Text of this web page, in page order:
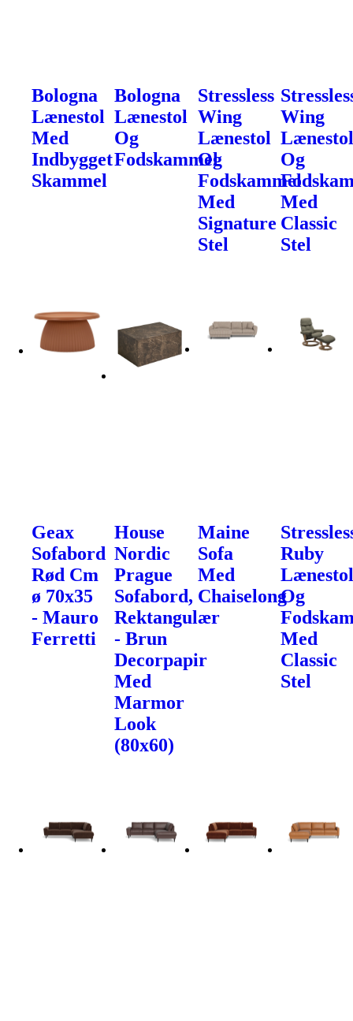
Bologna
Lænestol
Med
Indbygget
Skammel
Bologna
Lænestol
Og
Fodskammel
Stressless
Wing
Lænestol
Og
Fodskammel
Med
Signature
Stel
Wing
Og
Med
Classic
Stel
Geax
Sofabord
Rød Cm
ø 70x35
- Mauro
Ferretti
House
Nordic
Prague
Sofabord,
Rektangulær
- Brun
Decorpapir
Med
Marmor
Look
(80x60)
Maine
Sofa
Med
Chaiselong
Ruby
Og
Med
Classic
Stel